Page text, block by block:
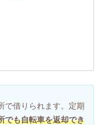
で借りられます。定期
でも自転車を返却でき